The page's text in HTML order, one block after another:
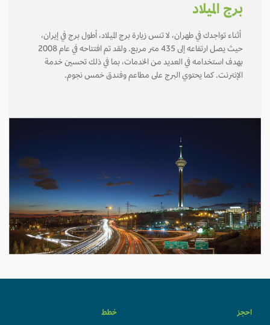
برج الميلاد
أثناء تواجدك في طهران، لا تنس زيارة برج الميلاد، أطول برج في إيران،
حيث يصل ارتفاعه إلى 435 متر مربع. ولقد تم افتتاحه في عام 2008
بهدف استخدامه في العديد من الخدمات، بما في ذلك تحسين خدمة
الإنترنت. كما يحتوي البرج على مطاعم وفندق خمس نجوم.
احجز خطط